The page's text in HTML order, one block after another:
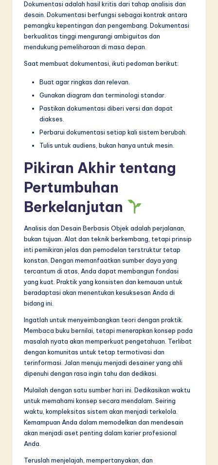
Dokumentasi adalah hasil kritis dari tahap analisis dan
desain. Dokumentasi berfungsi sebagai kontrak antara
pemangku kepentingan dan pengembang. Dokumentasi
berkualitas tinggi mengurangi ambiguitas dan
mendukung pemeliharaan di masa depan.
Saat membuat dokumentasi, ikuti pedoman berikut:
Buat agar ringkas dan relevan.
Gunakan diagram dan terminologi standar.
Pastikan dokumentasi diberi versi dan dapat
diakses.
Perbarui dokumentasi setiap kali sistem berubah.
Tulis untuk audiens, bukan hanya untuk mesin.
Pikiran Akhir tentang
Pertumbuhan
Berkelanjutan
Analisis dan Desain Berbasis Objek adalah perjalanan,
bukan tujuan. Alat dan teknik berkembang, tetapi prinsip
inti pemikiran jelas dan pemodelan terstruktur tetap
konstan. Dengan memanfaatkan sumber daya yang
tercantum di atas, Anda dapat membangun fondasi
yang kuat. Praktik yang konsisten dan kemauan untuk
beradaptasi akan menentukan kesuksesan Anda di
bidang ini.
Ingatlah untuk menyeimbangkan teori dengan praktik.
Membaca buku bernilai, tetapi menerapkan konsep pada
masalah nyata akan memperkuat pengetahuan. Terlibat
dengan komunitas untuk tetap termotivasi dan
terinformasi. Jalan menuju menjadi desainer yang ahli
dipenuhi dengan rasa ingin tahu dan dedikasi.
Mulailah dengan satu sumber hari ini. Dedikasikan waktu
untuk memahami konsep secara mendalam. Seiring
waktu, kompleksitas sistem akan menjadi terkelola.
Kemampuan Anda dalam memodelkan dan mendesain
akan menjadi aset penting dalam karier profesional
Anda.
Teruslah menjelajah, mempertanyakan, dan